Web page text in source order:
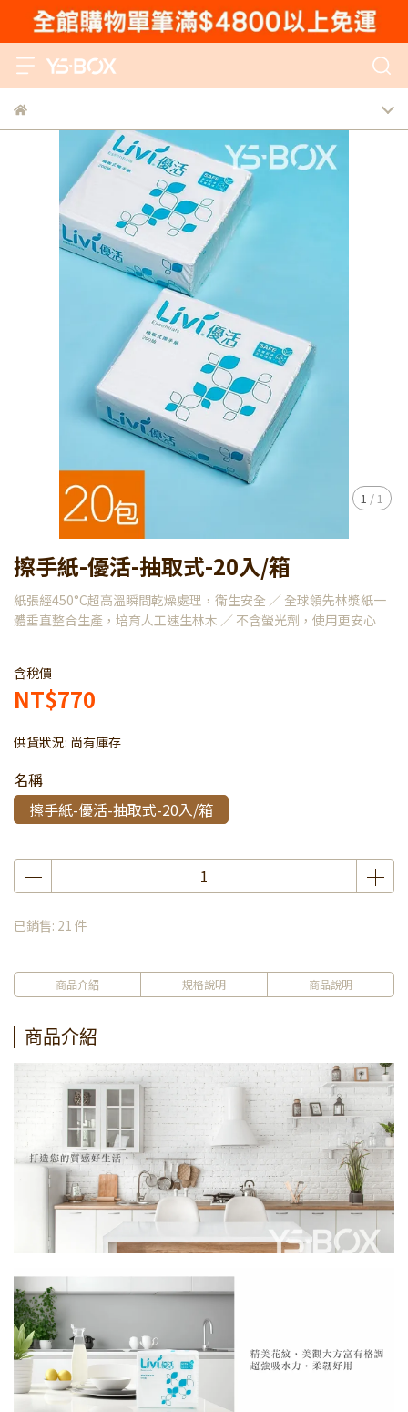
1 / 1
擦手紙-優活-抽取式-20入/箱
紙張經450°C超高溫瞬間乾燥處理，衛生安全 ／ 全球領先林漿紙一
體垂直整合生產，培育人工速生林木 ／ 不含螢光劑，使用更安心
含稅價
NT$770
供貨狀況: 尚有庫存
名稱
擦手紙-優活-抽取式-20入/箱
已銷售: 21 件
商品介紹 規格說明 商品說明
商品介紹